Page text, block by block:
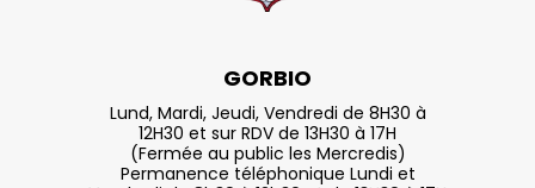
GORBIO
Lund, Mardi, Jeudi, Vendredi de 8H30 à
12H30 et sur RDV de 13H30 à 17H
(Fermée au public les Mercredis)
Permanence téléphonique Lundi et